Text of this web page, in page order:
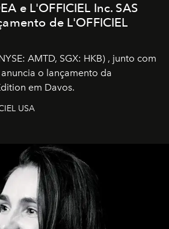
e L'OFFICIEL Inc. SAS
de L'OFFICIEL
AMTD, SGX: HKB) , junto com
anuncia o lançamento da
em Davos.
USA